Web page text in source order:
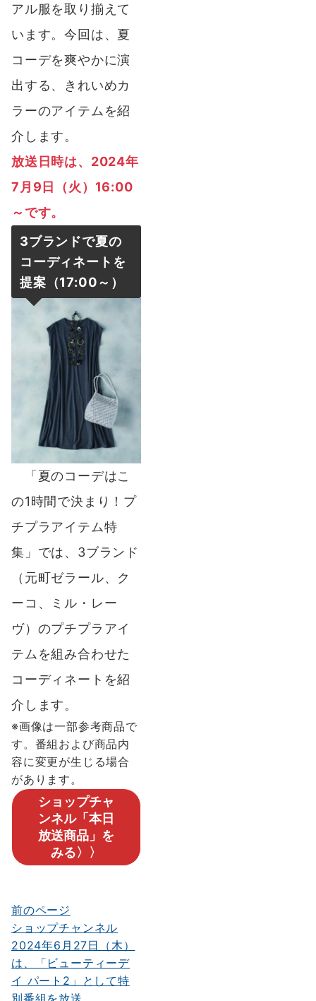
アル服を取り揃えて
います。今回は、夏
コーデを爽やかに演
出する、きれいめカ
ラーのアイテムを紹
介します。
放送日時は、2024年
7月9日（火）16:00
～です。
3ブランドで夏の
コーディネートを
提案（17:00～）
「夏のコーデはこ
の1時間で決まり！プ
チプラアイテム特
集」では、3ブランド
（元町ゼラール、ク
ーコ、ミル・レー
ヴ）のプチプラアイ
テムを組み合わせた
コーディネートを紹
介します。
※画像は一部参考商品で
す。番組および商品内
容に変更が生じる場合
があります。
ショップチャ
ンネル「本日
放送商品」を
みる〉〉
投
稿
ナ
ビ
前のページ
ショップチャンネル
2024年6月27日（木）
は、「ビューティーデ
イ パート2」として特